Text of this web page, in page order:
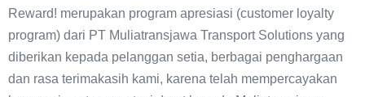
Reward! merupakan program apresiasi (customer loyalty
program) dari PT Muliatransjawa Transport Solutions yang
diberikan kepada pelanggan setia, berbagai penghargaan
dan rasa terimakasih kami, karena telah mempercayakan